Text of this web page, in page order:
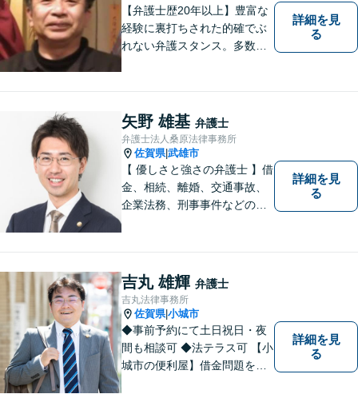
【弁護士歴20年以上】豊富な
経験に裏打ちされた的確でぶ
れない弁護スタンス。多数の
法書士などとも連携しワンス
トップで解決。難事件には他
弁護士と協力も。元調停委
員。
詳細を見
る
矢野 雄基 弁護士
弁護士法人桑原法律事務所
佐賀県|武雄市
【 優しさと強さの弁護士 】借
金、相続、離婚、交通事故、
企業法務、刑事事件などのご
チーム体制による迅速で最適
なリーガルサービスを提供い
たします。
詳細を見
る
吉丸 雄輝 弁護士
吉丸法律事務所
佐賀県|小城市
◆事前予約にて土日祝日・夜
間も相談可 ◆法テラス可 【小
城市の便利屋】借金問題を中
詳細を見
る